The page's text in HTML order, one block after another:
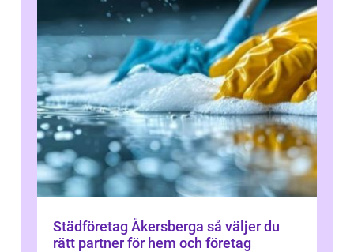
Städföretag Åkersberga så väljer du
rätt partner för hem och företag